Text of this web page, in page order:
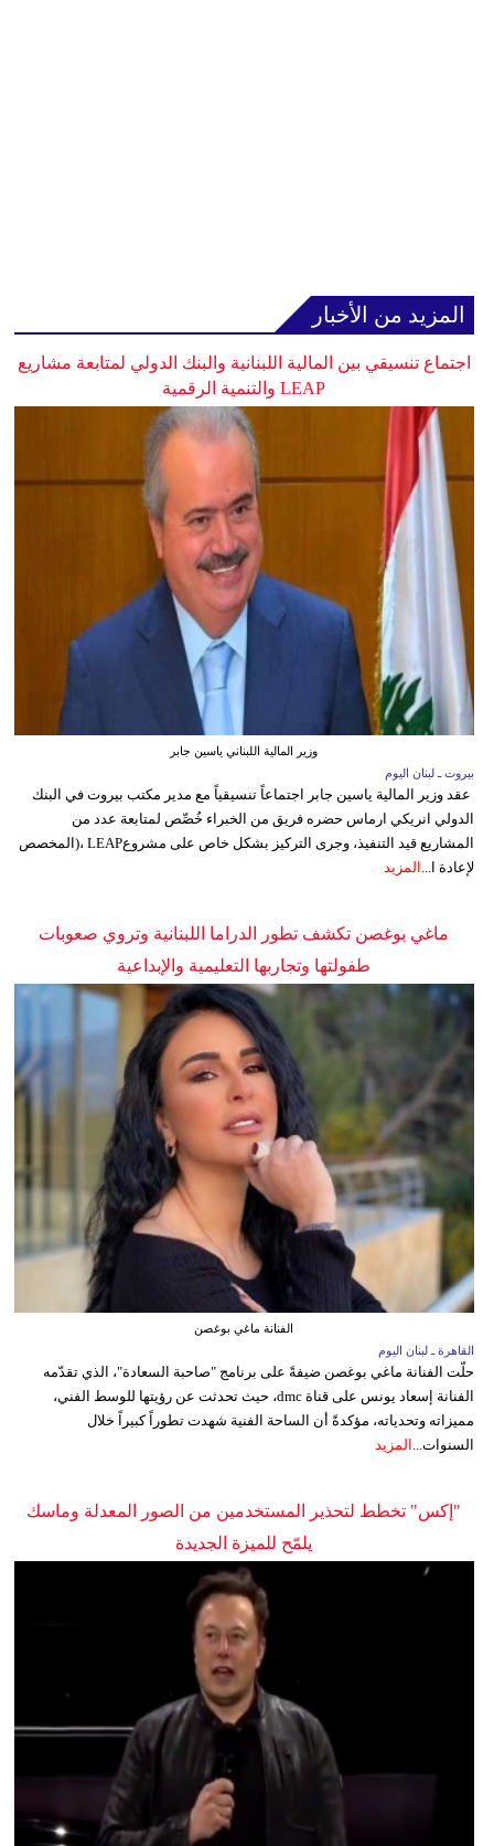
المزيد من الأخبار
اجتماع تنسيقي بين المالية اللبنانية والبنك الدولي لمتابعة مشاريع
LEAP والتنمية الرقمية
وزير المالية اللبناني ياسين جابر
بيروت ـ لبنان اليوم
عقد وزير المالية ياسين جابر اجتماعاً تنسيقياً مع مدير مكتب بيروت في البنك
الدولي انريكي ارماس حضره فريق من الخبراء خُصِّص لمتابعة عدد من
المشاريع قيد التنفيذ، وجرى التركيز بشكل خاص على مشروعLEAP ،(المخصص
لإعادة ا...
المزيد
ماغي بوغصن تكشف تطور الدراما اللبنانية وتروي صعوبات
طفولتها وتجاربها التعليمية والإبداعية
الفنانة ماغي بوغصن
القاهرة ـ لبنان اليوم
حلّت الفنانة ماغي بوغصن ضيفةً على برنامج "صاحبة السعادة"، الذي تقدّمه
الفنانة إسعاد يونس على قناة dmc، حيث تحدثت عن رؤيتها للوسط الفني،
مميزاته وتحدياته، مؤكدةً أن الساحة الفنية شهدت تطوراً كبيراً خلال
السنوات... المزيد
"إكس" تخطط لتحذير المستخدمين من الصور المعدلة وماسك
يلمّح للميزة الجديدة